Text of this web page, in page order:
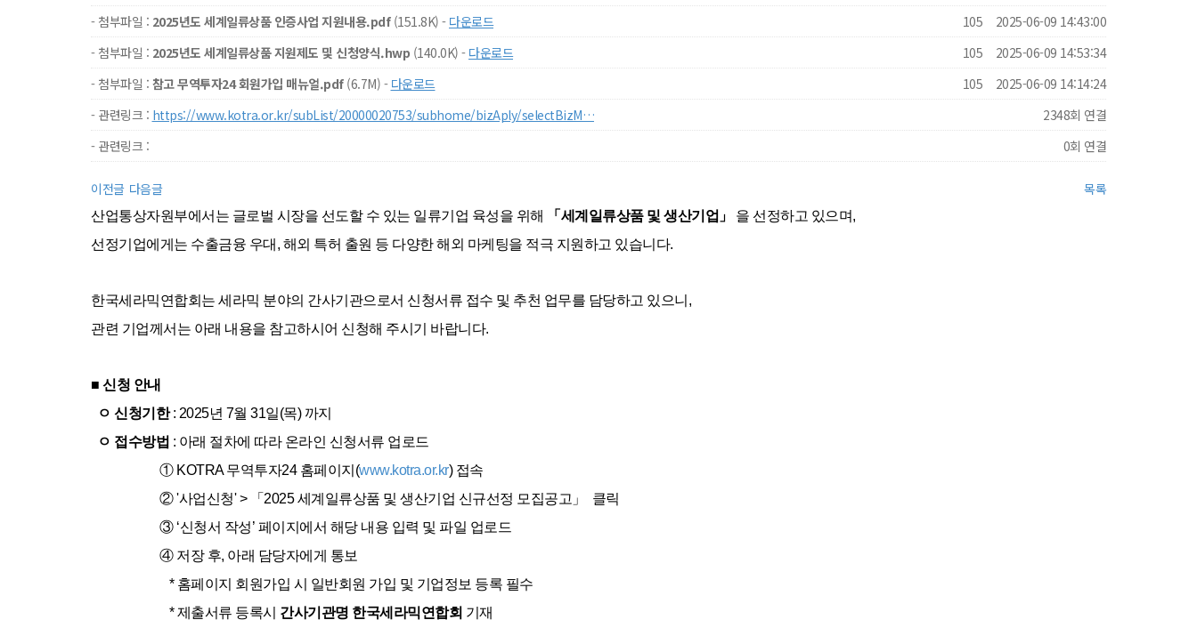
- 첨부파일 : 2025년도 세계일류상품 인증사업 지원내용.pdf(151.8K) - 다운로드 105
2025-06-09 14:43:00
- 첨부파일 : 2025년도 세계일류상품 지원제도 및 신청양식.hwp (140.0K) - 다운로드 105
2025-06-09 14:53:34
- 첨부파일 : 참고 무역투자24 회원가입 매뉴얼.pdf(6.7M) - 다운로드 105
2025-06-09 14:14:24
- 관련링크 : https://www.kotra.or.kr/subList/20000020753/subhome/bizAply/selectBizM…
2348회 연결
- 관련링크 :
0회 연결
이전글 다음글 목록
산업통상자원부에서는 글로벌 시장을 선도할 수 있는 일류기업 육성을 위해 「 세계일류상품 및 생산기업 」
을 선정하고 있으며,
선정기업에게는 수출금융 우대, 해외 특허 출원 등 다양한 해외 마케팅을 적극 지원하고 있습니다.
한국세라믹연합회는 세라믹 분야의 간사기관으로서 신청서류 접수 및 추천 업무를 담당하고 있으니,
관련 기업께서는 아래 내용을 참고하시어 신청해 주시기 바랍니다.
■ 신청 안내
ㅇ 신청기한: 2025년 7월 31일(목) 까지
ㅇ 접수방법 : 아래 절차에 따라 온라인 신청서류 업로드
① KOTRA 무역투자24 홈페이지(www.kotra.or.kr) 접속
② '사업신청' >
「 2025 세계일류상품 및 생산기업 신규선정 모집공고 」
클릭
③ ‘신청서 작성’ 페이지에서 해당 내용 입력 및 파일 업로드
④ 저장 후, 아래 담당자에게 통보
* 홈페이지 회원가입 시 일반회원 가입 및 기업정보 등록 필수
*제출서류 등록시 간사기관명 한국세라믹연합회 기재